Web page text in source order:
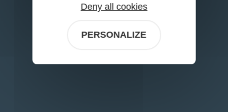
Deny all cookies
PERSONALIZE